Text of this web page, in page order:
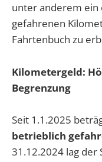
unter anderem ein
gefahrenen
Fahrtenbuch zu
Kilometergeld:
Begrenzung
Seit 1.1.2025
betrieblich
31.12.2024 lag der